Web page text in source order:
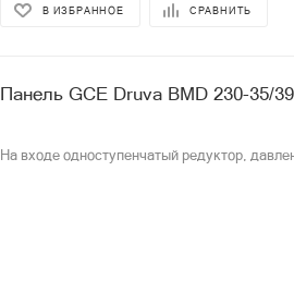
В ИЗБРАННОЕ СРАВНИТЬ
Панель GCE Druva BMD 230-35/39
На входе одноступенчатый редуктор,